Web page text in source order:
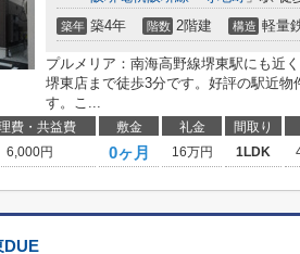
築年 築4年 階数 2階建 構造 軽量
プルメリア：南海高野線堺東駅にも近
堺東店まで徒歩3分です。好評の駅近
す。こ...
費・共益費 敷金 礼金
間取り
6,000円 0ヶ月 16万円 1LDK
DUE